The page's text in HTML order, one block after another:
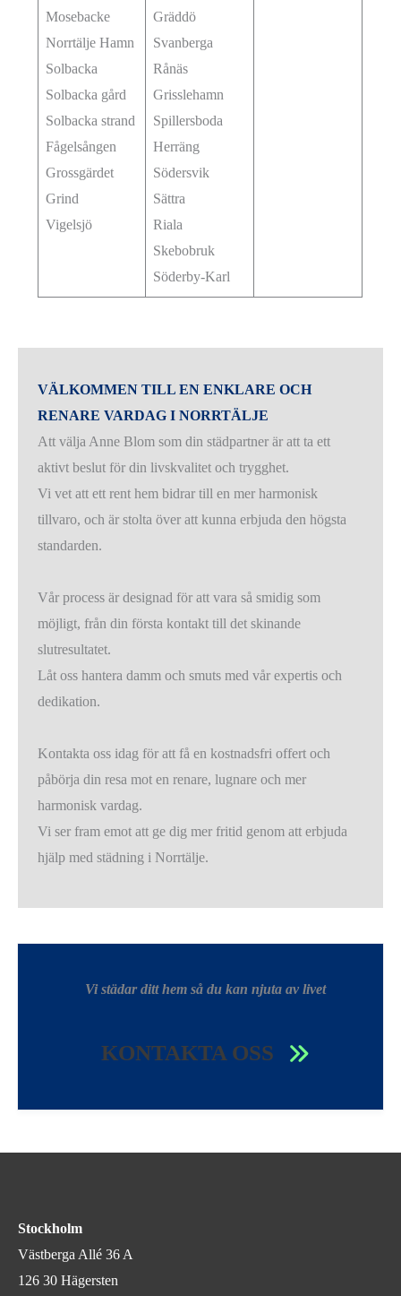
Mosebacke
Norrtälje Hamn
Solbacka
Solbacka gård
Solbacka strand
Fågelsången
Grossgärdet
Grind
Vigelsjö
Gräddö
Svanberga
Rånäs
Grisslehamn
Spillersboda
Herräng
Södersvik
Sättra
Riala
Skebobruk
Söderby-Karl
VÄLKOMMEN TILL EN ENKLARE OCH
RENARE VARDAG I NORRTÄLJE
Att välja Anne Blom som din städpartner är att ta ett
aktivt beslut för din livskvalitet och trygghet.
Vi vet att ett rent hem bidrar till en mer harmonisk
tillvaro, och är stolta över att kunna erbjuda den högsta
standarden.
Vår process är designad för att vara så smidig som
möjligt, från din första kontakt till det skinande
slutresultatet.
Låt oss hantera damm och smuts med vår expertis och
dedikation.
Kontakta oss idag för att få en kostnadsfri offert och
påbörja din resa mot en renare, lugnare och mer
harmonisk vardag.
Vi ser fram emot att ge dig mer fritid genom att erbjuda
hjälp med städning i Norrtälje.
Vi städar ditt hem så du kan njuta av livet
KONTAKTA OSS
Stockholm
Västberga Allé 36 A
126 30 Hägersten